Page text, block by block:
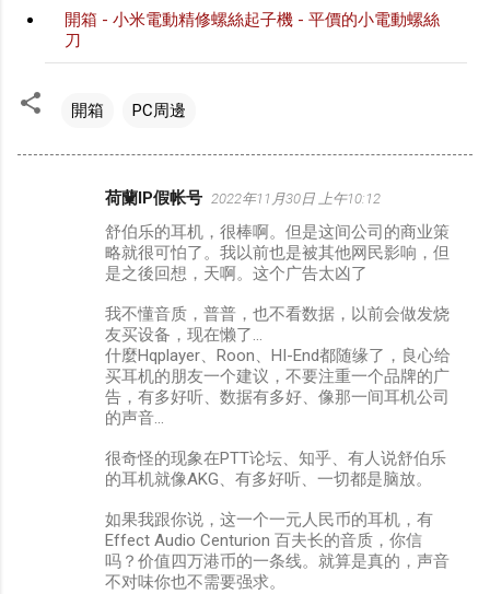
開箱 - 小米電動精修螺絲起子機 - 平價的小電動螺絲
刀
開箱 PC周邊
荷蘭IP假帐号 2022年11月30日 上午10:12
舒伯乐的耳机，很棒啊。但是这间公司的商业策
略就很可怕了。我以前也是被其他网民影响，但
是之後回想，天啊。这个广告太凶了
我不懂音质，普普，也不看数据，以前会做发烧
友买设备，现在懒了...
什麼Hqplayer、Roon、HI-End都随缘了，良心给
买耳机的朋友一个建议，不要注重一个品牌的广
告，有多好听、数据有多好、像那一间耳机公司
的声音...
很奇怪的现象在PTT论坛、知乎、有人说舒伯乐
的耳机就像AKG、有多好听、一切都是脑放。
如果我跟你说，这一个一元人民币的耳机，有
Effect Audio Centurion 百夫长的音质，你信
吗？价值四万港币的一条线。就算是真的，声音
不对味你也不需要强求。